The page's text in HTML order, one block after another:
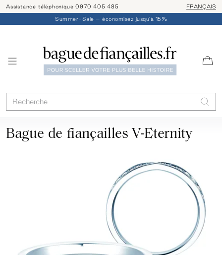
Assistance téléphonique 0970 405 485 Livraison/
FRANÇAIS
Summer-Sale – économisez jusqu'à 15%
Bague de fiançailles V-Eternity